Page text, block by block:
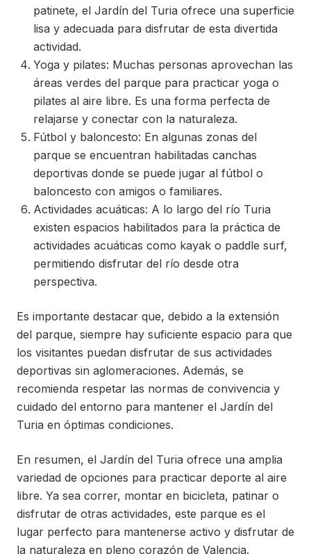
patinete, el Jardín del Turia ofrece una superficie
lisa y adecuada para disfrutar de esta divertida
actividad.
Yoga y pilates: Muchas personas aprovechan las
áreas verdes del parque para practicar yoga o
pilates al aire libre. Es una forma perfecta de
relajarse y conectar con la naturaleza.
Fútbol y baloncesto: En algunas zonas del
parque se encuentran habilitadas canchas
deportivas donde se puede jugar al fútbol o
baloncesto con amigos o familiares.
Actividades acuáticas: A lo largo del río Turia
existen espacios habilitados para la práctica de
actividades acuáticas como kayak o paddle surf,
permitiendo disfrutar del río desde otra
perspectiva.
Es importante destacar que, debido a la extensión
del parque, siempre hay suficiente espacio para que
los visitantes puedan disfrutar de sus actividades
deportivas sin aglomeraciones. Además, se
recomienda respetar las normas de convivencia y
cuidado del entorno para mantener el Jardín del
Turia en óptimas condiciones.
En resumen, el Jardín del Turia ofrece una amplia
variedad de opciones para practicar deporte al aire
libre. Ya sea correr, montar en bicicleta, patinar o
disfrutar de otras actividades, este parque es el
lugar perfecto para mantenerse activo y disfrutar de
la naturaleza en pleno corazón de Valencia.